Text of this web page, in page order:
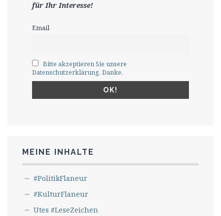
für Ihr Interesse!
Email
Bitte akzeptieren Sie unsere
Datenschutzerklärung. Danke.
MEINE INHALTE
#PolitikFlaneur
#KulturFlaneur
Utes #LeseZeichen